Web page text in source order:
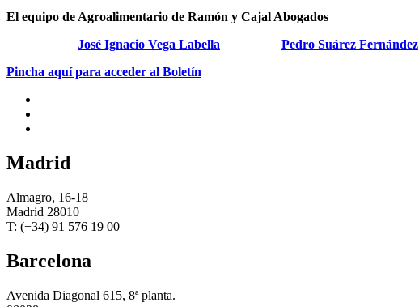
El equipo de Agroalimentario de Ramón y Cajal Abogados
José Ignacio Vega Labella
Pedro Suárez Fernández
Pincha aquí para acceder al Boletín
Madrid
Almagro, 16-18
Madrid 28010
T: (+34) 91 576 19 00
Barcelona
Avenida Diagonal 615, 8ª planta.